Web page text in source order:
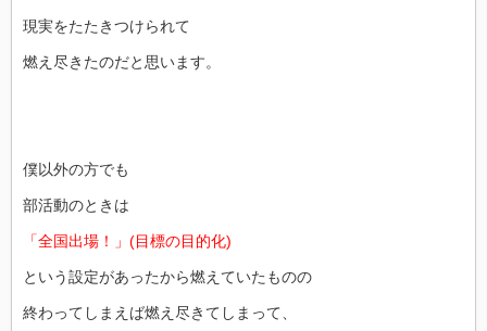
現実をたたきつけられて
燃え尽きたのだと思います。
僕以外の方でも
部活動のときは
「全国出場！」(目標の目的化)
という設定があったから燃えていたものの
終わってしまえば燃え尽きてしまって、